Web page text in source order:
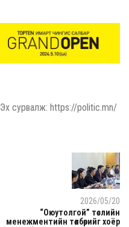
Эх сурвалж: https://politic.mn/
2026/05/20
“Оюутолгой” төслийн
менежментийн төлбөрийг хоёр